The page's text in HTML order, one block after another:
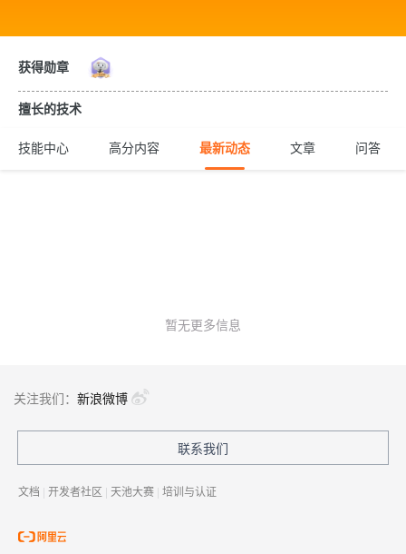
获得勋章
擅长的技术
技能中心 高分内容 最新动态 文章 问答
暂无更多信息
关注我们： 新浪微博
联系我们
文档 | 开发者社区 | 天池大赛 | 培训与认证